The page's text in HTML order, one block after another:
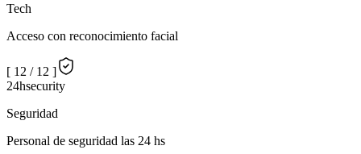
Tech
Acceso con reconocimiento facial
[ 12 / 12 ]
24hsecurity
Seguridad
Personal de seguridad las 24 hs